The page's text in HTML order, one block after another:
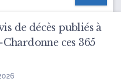
de décès publiés à
ces 365